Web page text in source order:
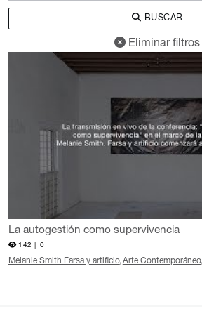
BUSCAR
Eliminar filtros
La autogestión como supervivencia
142 | 0
Melanie Smith Farsa y artificio Arte Contemporáneo